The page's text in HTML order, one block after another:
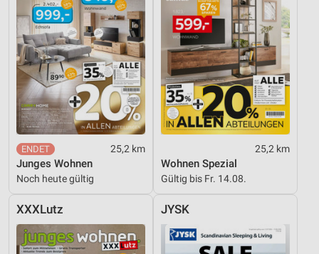
25,2 km
Junges Wohnen
Noch heute gültig
25,2 km
Wohnen Spezial
Gültig bis Fr. 14.08.
XXXLutz JYSK